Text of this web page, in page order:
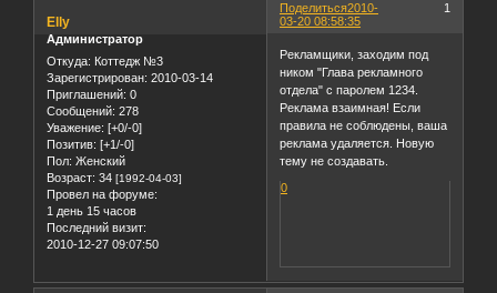
Поделиться 1
2010-
03-20 08:58:35
Elly
Администратор
Откуда: Коттедж №3
Зарегистрирован: 2010-03-14
Приглашений: 0
Сообщений: 278
Уважение: [+0/-0]
Позитив: [+1/-0]
Пол: Женский
Возраст: 34 [1992-04-03]
Провел на форуме:
1 день 15 часов
Последний визит:
2010-12-27 09:07:50
Рекламщики, заходим под
ником "Глава рекламного
отдела" с паролем 1234.
Реклама взаимная! Если
правила не соблюдены, ваша
реклама удаляется. Новую
тему не создавать.
0